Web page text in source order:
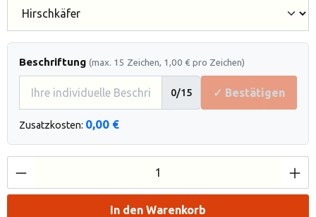
Beschriftung (max. 15 Zeichen, 1,00 € pro Zeichen)
0/15 ✓ Bestätigen
Zusatzkosten: 0,00 €
Produkt Anzahl: Gib den gewünschten
In den Warenkorb